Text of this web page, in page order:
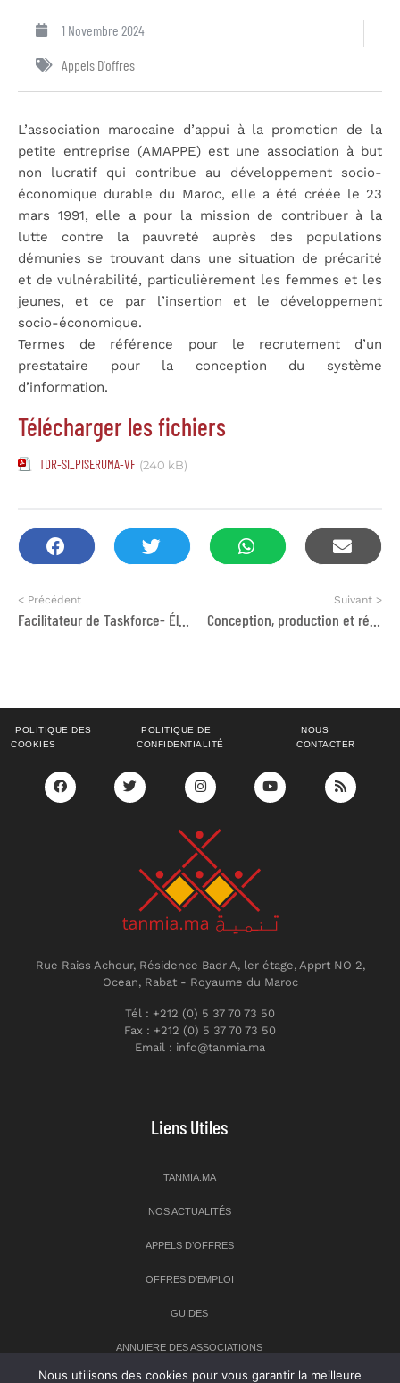
1 Novembre 2024
Appels D'offres
L’association marocaine d’appui à la promotion de la
petite entreprise (AMAPPE) est une association à but
non lucratif qui contribue au développement socio-
économique durable du Maroc, elle a été créée le 23
mars 1991, elle a pour la mission de contribuer à la
lutte contre la pauvreté auprès des populations
démunies se trouvant dans une situation de précarité
et de vulnérabilité, particulièrement les femmes et les
jeunes, et ce par l’insertion et le développement
socio-économique.
Termes de référence pour le recrutement d’un
prestataire pour la conception du système
d’information.
Télécharger les fichiers
TDR-SI_PISERUMA-VF (240 kB)
< Précédent Suivant >
POLITIQUE DES
COOKIES
POLITIQUE DE
CONFIDENTIALITÉ
NOUS
CONTACTER
Rue Raiss Achour, Résidence Badr A, ler étage, Apprt NO 2,
Ocean, Rabat - Royaume du Maroc
Tél : +212 (0) 5 37 70 73 50
Fax : +212 (0) 5 37 70 73 50
Email : info@tanmia.ma
Liens Utiles
TANMIA.MA
NOS ACTUALITÉS
APPELS D’OFFRES
OFFRES D’EMPLOI
GUIDES
ANNUIERE DES ASSOCIATIONS
Nous utilisons des cookies pour vous garantir la meilleure